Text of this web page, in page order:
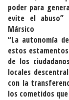
poder para
evite el abuso”
Mársico
“La autonomía
estos
de los
locales
con la
los cometidos